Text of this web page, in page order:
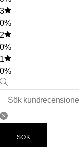
3
0%
2
0%
1
0%
SÖK